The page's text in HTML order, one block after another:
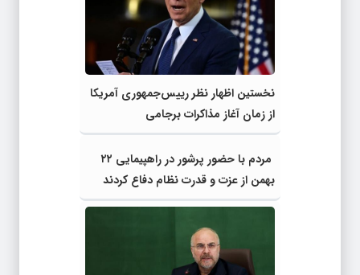
نخستین اظهار نظر رییس‌جمهوری آمریکا
از زمان آغاز مذاکرات برجامی
مردم با حضور پرشور در راهپیمایی ۲۲
بهمن از عزت و قدرت نظام دفاع کردند